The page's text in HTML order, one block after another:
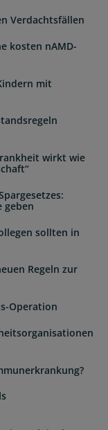
Verdachtsfällen
kosten nAMD-
mit
wirkt wie
geben
sollten in
Regeln zur
Operation